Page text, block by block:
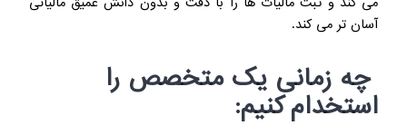
آسان تر می کند.
چه زمانی یک متخصص را
استخدام کنیم: